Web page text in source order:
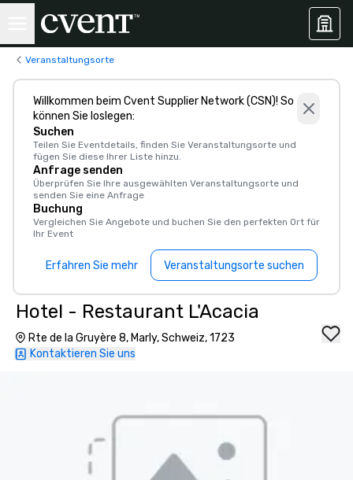
Veranstaltungsorte
Willkommen beim Cvent Supplier Network (CSN)! So
können Sie loslegen:
Suchen
Teilen Sie Eventdetails, finden Sie Veranstaltungsorte und
fügen Sie diese Ihrer Liste hinzu.
Anfrage senden
Überprüfen Sie Ihre ausgewählten Veranstaltungsorte und
senden Sie eine Anfrage
Buchung
Vergleichen Sie Angebote und buchen Sie den perfekten Ort für
Ihr Event
Erfahren Sie mehr Veranstaltungsorte suchen
Hotel - Restaurant L'Acacia
Rte de la Gruyère 8, Marly, Schweiz, 1723
Kontaktieren Sie uns